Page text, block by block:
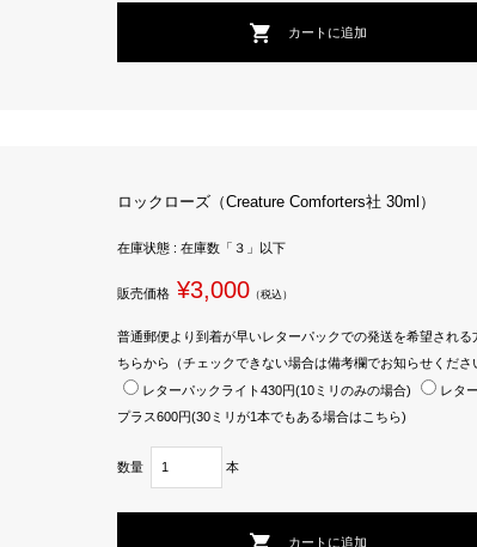
ロックローズ（Creature Comforters社 30ml）
在庫状態 : 在庫数「３」以下
販売価格 ¥3,000（税込）
普通郵便より到着が早いレターパックでの発送を希望される
ちらから（チェックできない場合は備考欄でお知らせくださ
レターパックライト430円(10ミリのみの場合)
レタ
プラス600円(30ミリが1本でもある場合はこちら)
数量 本